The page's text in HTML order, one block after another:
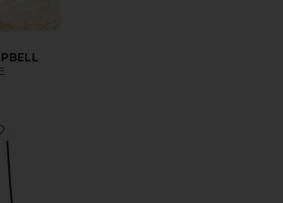
BOLSO HOMBRO CHEETAH